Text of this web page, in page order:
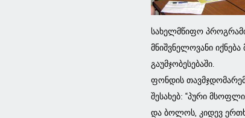
სახელმწიფო
მნიშვნელოვანი
გაუმჯობესებაში.
ფონდის
შესახებ: “პური
და ბოლოს, კიდევ